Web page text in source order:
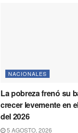
NACIONALES
La pobreza frenó su
crecer levemente en
del 2026
5 AGOSTO, 2026